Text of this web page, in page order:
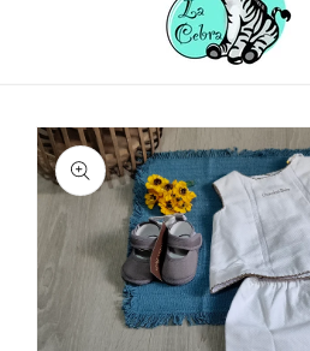
directamente
a la
información
del producto